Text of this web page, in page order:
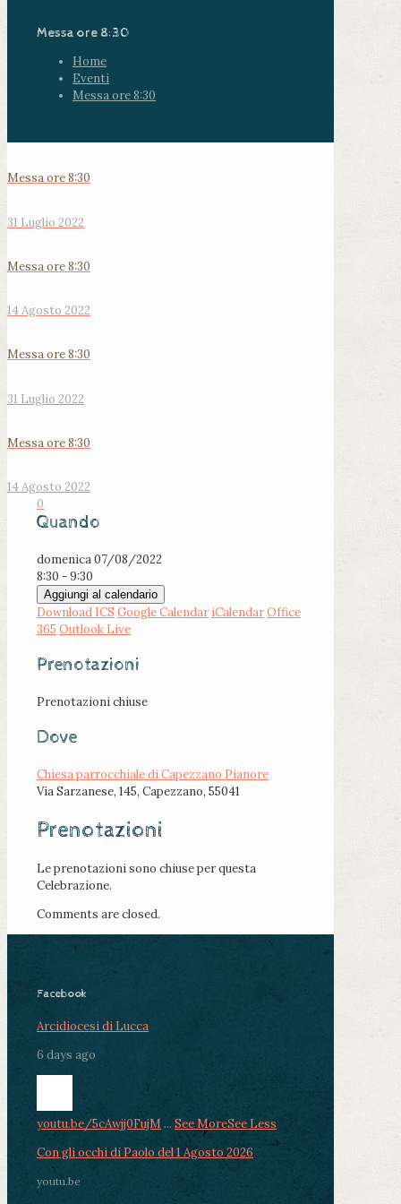
Messa ore 8:30
Home
Eventi
Messa ore 8:30
Messa ore 8:30
31 Luglio 2022
Messa ore 8:30
14 Agosto 2022
Messa ore 8:30
31 Luglio 2022
Messa ore 8:30
14 Agosto 2022
0
Quando
domenica 07/08/2022
8:30 - 9:30
Aggiungi al calendario
Download ICS Google Calendar iCalendarOffice
365 Outlook Live
Prenotazioni
Prenotazioni chiuse
Dove
Chiesa parrocchiale di Capezzano Pianore
Via Sarzanese, 145, Capezzano, 55041
Prenotazioni
Le prenotazioni sono chiuse per questa
Celebrazione.
Comments are closed.
Facebook
Arcidiocesi di Lucca
6 days ago
youtu.be/5cAwjj0FujM ... See MoreSee Less
Con gli occhi di Paolo del 1 Agosto 2026
youtu.be